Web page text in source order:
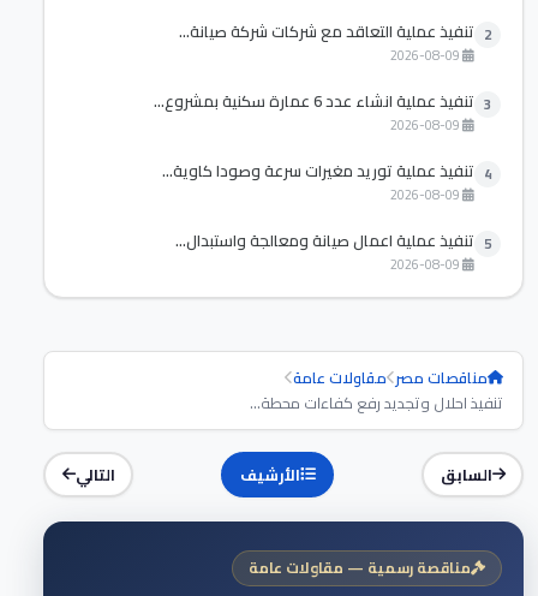
2 تنفيذ عملية التعاقد مع شركات شركة صيانة...
3 تنفيذ عملية انشاء عدد 6 عمارة سكنية بمشروع...
4 تنفيذ عملية توريد مغيرات سرعة وصودا كاوية...
5 تنفيذ عملية اعمال صيانة ومعالجة واستبدال...
مناقصات مصر مقاولات عامة
تنفيذ احلال وتجديد رفع كفاءات محطة...
السابق الأرشيف التالي
مناقصة رسمية — مقاولات عامة